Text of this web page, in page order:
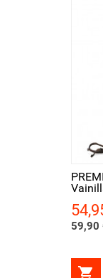
Precio
59,90
